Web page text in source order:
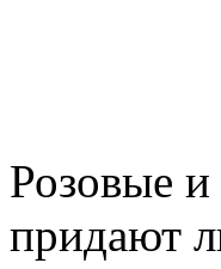
Розовые и
придают